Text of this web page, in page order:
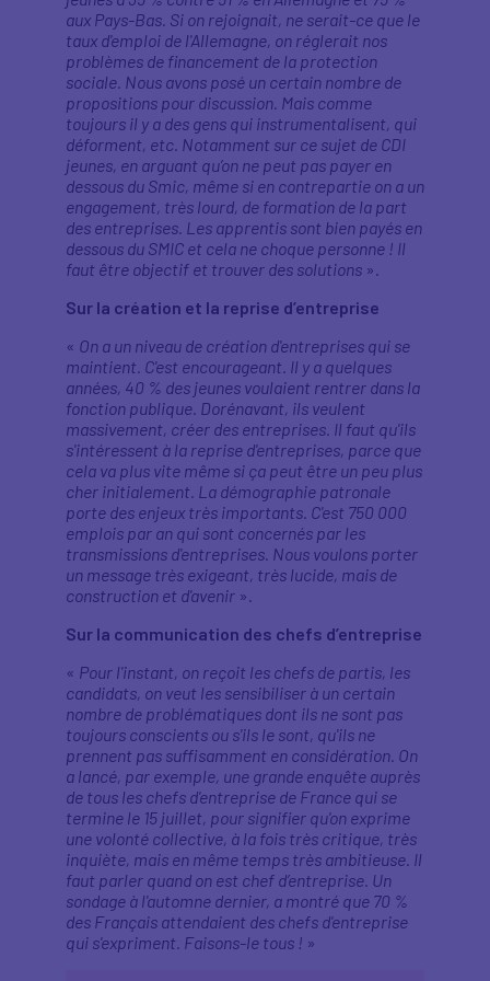
aux Pays-Bas. Si on rejoignait, ne serait-ce que le
taux d'emploi de l'Allemagne, on réglerait nos
problèmes de financement de la protection
sociale. Nous avons posé un certain nombre de
propositions pour discussion. Mais comme
toujours il y a des gens qui instrumentalisent, qui
déforment, etc. Notamment sur ce sujet de CDI
jeunes, en arguant qu’on ne peut pas payer en
dessous du Smic, même si en contrepartie on a un
engagement, très lourd, de formation de la part
des entreprises. Les apprentis sont bien payés en
dessous du SMIC et cela ne choque personne ! Il
faut être objectif et trouver des solutions ».
Sur la création et la reprise d’entreprise
« On a un niveau de création d'entreprises qui se
maintient. C'est encourageant. Il y a quelques
années, 40 % des jeunes voulaient rentrer dans la
fonction publique. Dorénavant, ils veulent
massivement, créer des entreprises. Il faut qu'ils
s'intéressent à la reprise d'entreprises, parce que
cela va plus vite même si ça peut être un peu plus
cher initialement. La démographie patronale
porte des enjeux très importants. C'est 750 000
emplois par an qui sont concernés par les
transmissions d'entreprises. Nous voulons porter
un message très exigeant, très lucide, mais de
construction et d'avenir ».
Sur la communication des chefs d’entreprise
« Pour l'instant, on reçoit les chefs de partis, les
candidats, on veut les sensibiliser à un certain
nombre de problématiques dont ils ne sont pas
toujours conscients ou s'ils le sont, qu'ils ne
prennent pas suffisamment en considération. On
a lancé, par exemple, une grande enquête auprès
de tous les chefs d'entreprise de France qui se
termine le 15 juillet, pour signifier qu'on exprime
une volonté collective, à la fois très critique, très
inquiète, mais en même temps très ambitieuse. Il
faut parler quand on est chef d’entreprise. Un
sondage à l'automne dernier, a montré que 70 %
des Français attendaient des chefs d'entreprise
qui s'expriment. Faisons-le tous ! »